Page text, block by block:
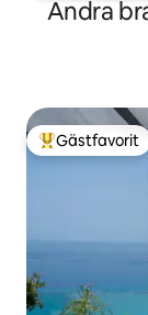
Andra
Populär
Gästfavorit